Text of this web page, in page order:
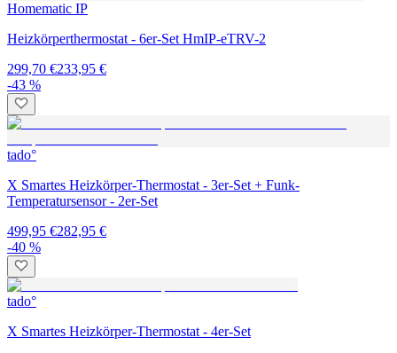
Homematic IP
Heizkörperthermostat - 6er-Set HmIP-eTRV-2
299,70 €233,95 €
-43 %
tado°
X Smartes Heizkörper-Thermostat - 3er-Set + Funk-
Temperatursensor - 2er-Set
499,95 €282,95 €
-40 %
tado°
X Smartes Heizkörper-Thermostat - 4er-Set